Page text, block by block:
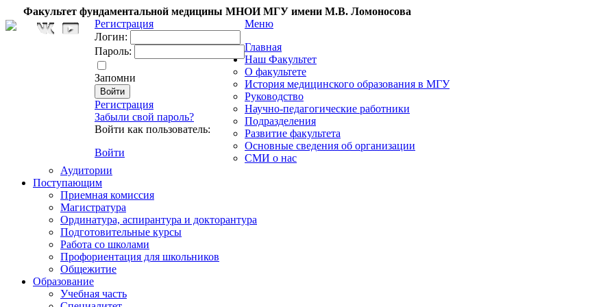
Факультет фундаментальной медицины МНОИ МГУ имени М.В. Ломоносова
Регистрация
Логин:
Пароль:
Запомни
Регистрация
Забыли свой пароль?
Войти как пользователь:
Войти
Меню
Главная
Наш Факультет
О факультете
История медицинского образования в МГУ
Руководство
Научно-педагогические работники
Подразделения
Развитие факультета
Основные сведения об организации
СМИ о нас
Аудитории
Поступающим
Приемная комиссия
Магистратура
Ординатура, аспирантура и докторантура
Подготовительные курсы
Работа со школами
Профориентация для школьников
Общежитие
Образование
Учебная часть